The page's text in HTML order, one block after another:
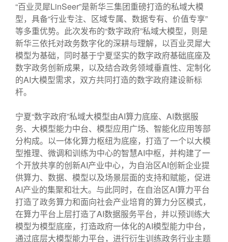
“百业灵犀LinSeer”是新华三集团重磅打造的私域大模
型，具备“行业专注、区域专属、数据专有、价值专享”
等多重优势。此次发布的“数字政府”私域大模型，则是
新华三依托对政务数字化的深耕与理解，以百业灵犀大
模型为基础，同时基于宁夏坚实的数字政府基础底座及
数字政务创新成果，以及结合政务领域垂直性、定制化
的AI大模型需求，双方共同打造的数字政府建设新标
杆。
宁夏“数字政府”私域大模型由AI算力底座、AI数据服
务、大模型能力中台、模型应用广场、智能化应用等部
分构成。以一体化算力枢纽为底座，打造了一个以大模
型推理、微调和训练为中心的智慧AI中枢，并构建了一
个开放共享的创新AI产业中心，为自治区AI创新企业提
供算力、数据、模型以及场景层面的支持和赋能，促进
AI产业的集聚和壮大。与此同时，在自治区AI算力平台
打造了政务算力和面向社会产业培育的算力分区模式，
在算力平台上层打造了AI数据服务平台，并以预训练大
模型为模型底座，打造政府一体化的AI模型能力中台，
通过底层大模型能力平台，进行衍生训练政务行业主题